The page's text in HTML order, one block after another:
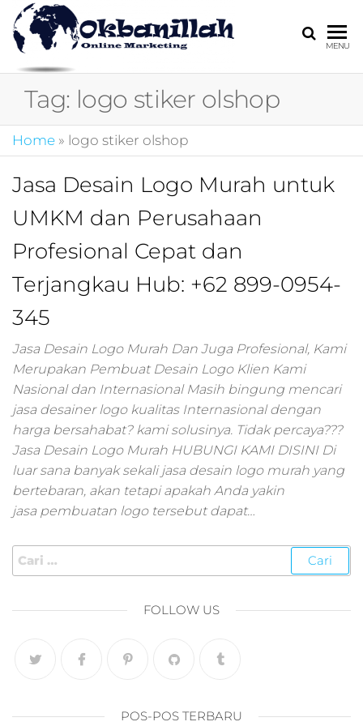
HARGA
MIRING
4.0,jasa digital
kotler,performance
marketing,kotler
digital,marketing
digital social
pemasaran
smm,media
digital,jasa digital
marketing
terbaik,marketing
online offline,jasa
digital marketing
murah,marketing
digital
digital,digital
marketing untuk
umkm,digital
umkm,pemasaran
digital
MENU
Tag: logo stiker olshop
Home » logo stiker olshop
Jasa Desain Logo Murah untuk
UMKM dan Perusahaan
Profesional Cepat dan
Terjangkau Hub: +62 899-0954-
345
Jasa Desain Logo Murah Dan Juga Profesional, Kami
Merupakan Pembuat Desain Logo Klien Kami
Nasional dan Internasional Masih bingung mencari
jasa desainer logo kualitas Internasional dengan
harga bersahabat? kami solusinya. Tidak percaya???
Jasa Desain Logo Murah HUBUNGI KAMI DISINI Di
luar sana banyak sekali jasa desain logo murah yang
bertebaran, akan tetapi apakah Anda yakin
jasa pembuatan logo tersebut dapat…
FOLLOW US
POS-POS TERBARU